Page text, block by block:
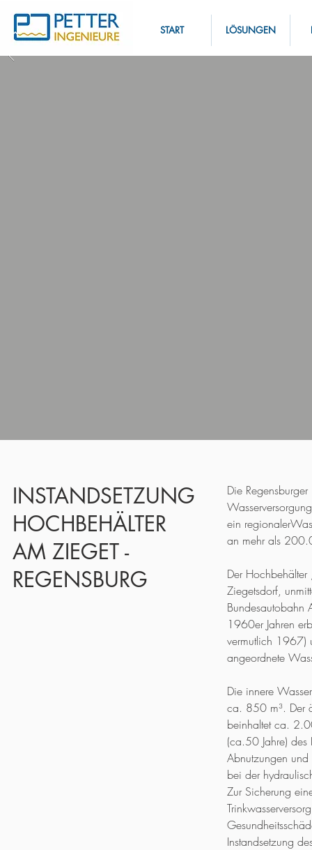
START LÖSUNGEN
INSTANDSETZUNG
HOCHBEHÄLTER
AM ZIEGET -
REGENSBURG
Die
ein
an mehr als
Der Hochbehälter
Ziegetsdorf,
Bundesautobahn
1960er Jahren
vermutlich 1967)
angeordnete
Die innere
ca. 850 m³. Der
beinhaltet ca.
(ca.50 Jahre)
Abnutzungen
bei der
Zur Sicherung
Instandsetzung